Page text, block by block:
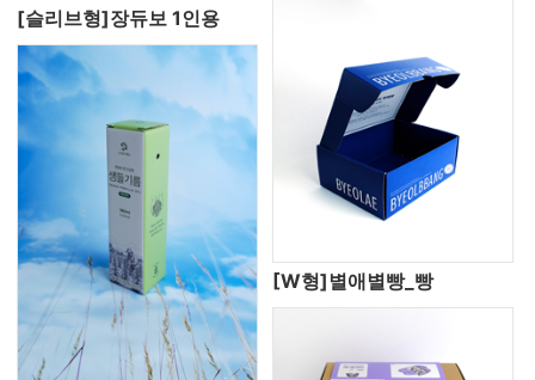
[슬리브형]장듀보 1인용
[W형]별애별빵_빵